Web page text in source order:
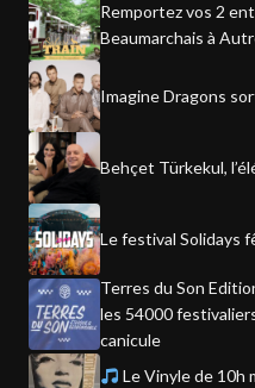
Remportez vos 2
Beaumarchais à
Imagine Dragons
Behçet Türkekul,
Le festival Solidays
Terres du Son
les 54000
canicule
Le Vinyle de 10h